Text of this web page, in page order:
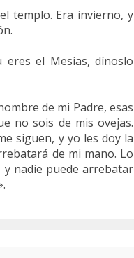
templo. Era invierno, y
eres el Mesías, dínoslo
de mi Padre, esas
no sois de mis ovejas.
siguen, y yo les doy la
de mi mano. Lo
y nadie puede arrebatar